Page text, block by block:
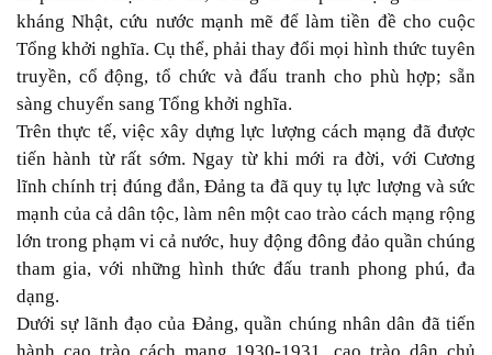
kháng Nhật, cứu nước mạnh mẽ để làm tiền đề cho cuộc
Tổng khởi nghĩa. Cụ thể, phải thay đổi mọi hình thức tuyên
truyền, cổ động, tổ chức và đấu tranh cho phù hợp; sẵn
sàng chuyển sang Tổng khởi nghĩa.
Trên thực tế, việc xây dựng lực lượng cách mạng đã được
tiến hành từ rất sớm. Ngay từ khi mới ra đời, với Cương
lĩnh chính trị đúng đắn, Đảng ta đã quy tụ lực lượng và sức
mạnh của cả dân tộc, làm nên một cao trào cách mạng rộng
lớn trong phạm vi cả nước, huy động đông đảo quần chúng
tham gia, với những hình thức đấu tranh phong phú, đa
dạng.
Dưới sự lãnh đạo của Đảng, quần chúng nhân dân đã tiến
hành cao trào cách mạng 1930-1931, cao trào dân chủ